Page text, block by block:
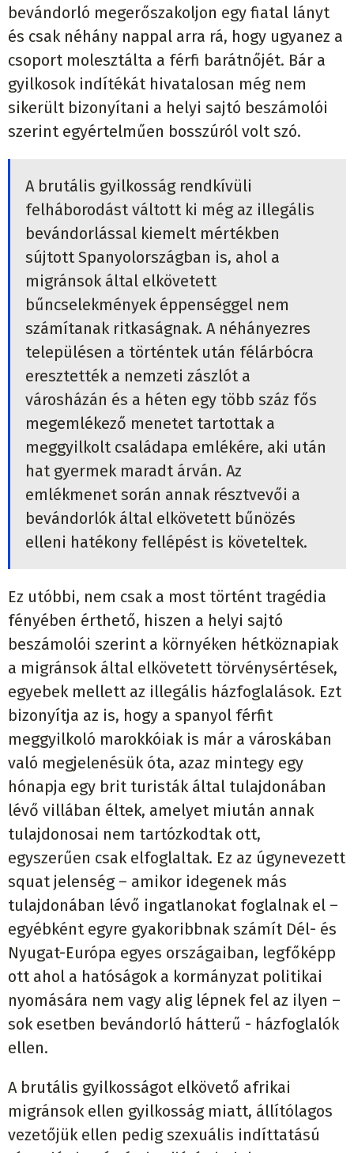
bevándorló megerőszakoljon egy fiatal lányt
és csak néhány nappal arra rá, hogy ugyanez a
csoport molesztálta a férfi barátnőjét. Bár a
gyilkosok indítékát hivatalosan még nem
sikerült bizonyítani a helyi sajtó beszámolói
szerint egyértelműen bosszúról volt szó.
A brutális gyilkosság rendkívüli
felháborodást váltott ki még az illegális
bevándorlással kiemelt mértékben
sújtott Spanyolországban is, ahol a
migránsok által elkövetett
bűncselekmények éppenséggel nem
számítanak ritkaságnak. A néhányezres
településen a történtek után félárbócra
eresztették a nemzeti zászlót a
városházán és a héten egy több száz fős
megemlékező menetet tartottak a
meggyilkolt családapa emlékére, aki után
hat gyermek maradt árván. Az
emlékmenet során annak résztvevői a
bevándorlók által elkövetett bűnözés
elleni hatékony fellépést is követeltek.
Ez utóbbi, nem csak a most történt tragédia
fényében érthető, hiszen a helyi sajtó
beszámolói szerint a környéken hétköznapiak
a migránsok által elkövetett törvénysértések,
egyebek mellett az illegális házfoglalások. Ezt
bizonyítja az is, hogy a spanyol férfit
meggyilkoló marokkóiak is már a városkában
való megjelenésük óta, azaz mintegy egy
hónapja egy brit turisták által tulajdonában
lévő villában éltek, amelyet miután annak
tulajdonosai nem tartózkodtak ott,
egyszerűen csak elfoglaltak. Ez az úgynevezett
squat jelenség – amikor idegenek más
tulajdonában lévő ingatlanokat foglalnak el –
egyébként egyre gyakoribbnak számít Dél- és
Nyugat-Európa egyes országaiban, legfőképp
ott ahol a hatóságok a kormányzat politikai
nyomására nem vagy alig lépnek fel az ilyen –
sok esetben bevándorló hátterű - házfoglalók
ellen.
A brutális gyilkosságot elkövető afrikai
migránsok ellen gyilkosság miatt, állítólagos
vezetőjük ellen pedig szexuális indíttatású